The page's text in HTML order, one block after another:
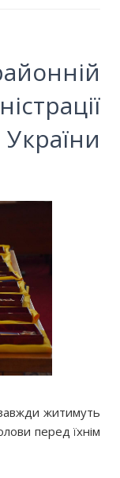
житимуть
перед їхнім